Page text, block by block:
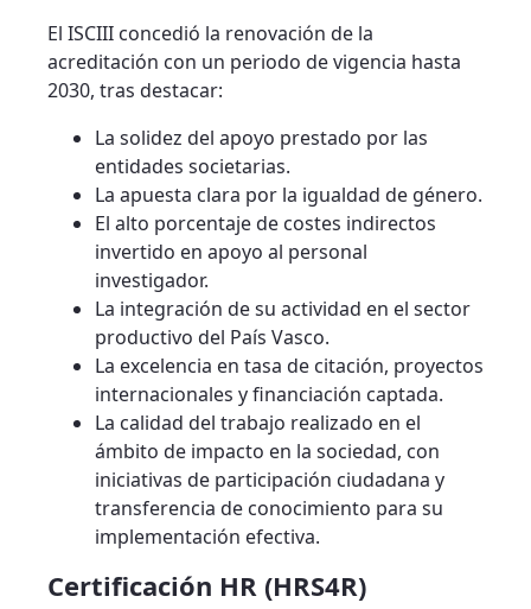
El ISCIII concedió la renovación de la
acreditación con un periodo de vigencia hasta
2030, tras destacar:
La solidez del apoyo prestado por las
entidades societarias.
La apuesta clara por la igualdad de género.
El alto porcentaje de costes indirectos
invertido en apoyo al personal
investigador.
La integración de su actividad en el sector
productivo del País Vasco.
La excelencia en tasa de citación, proyectos
internacionales y financiación captada.
La calidad del trabajo realizado en el
ámbito de impacto en la sociedad, con
iniciativas de participación ciudadana y
transferencia de conocimiento para su
implementación efectiva.
Certificación HR (HRS4R)